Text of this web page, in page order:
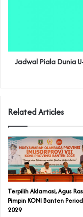
Jadwal Piala Dunia
Related Articles
Terpilih Aklamasi, Agus
Pimpin KONI Banten
2029